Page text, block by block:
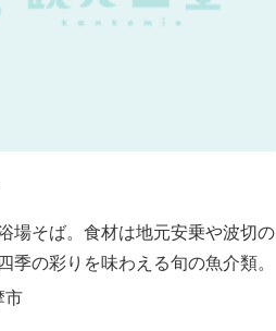
場そば。食材は地元安乗や波切の
季の彩りを味わえる旬の魚介類。
市